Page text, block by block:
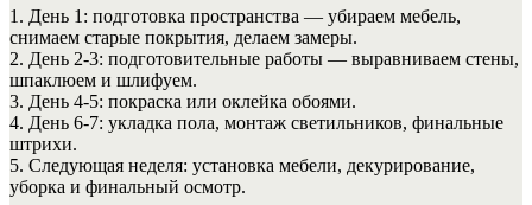
1. День 1: подготовка пространства — убираем мебель,
снимаем старые покрытия, делаем замеры.
2. День 2-3: подготовительные работы — выравниваем стены,
шпаклюем и шлифуем.
3. День 4-5: покраска или оклейка обоями.
4. День 6-7: укладка пола, монтаж светильников, финальные
штрихи.
5. Следующая неделя: установка мебели, декурирование,
уборка и финальный осмотр.